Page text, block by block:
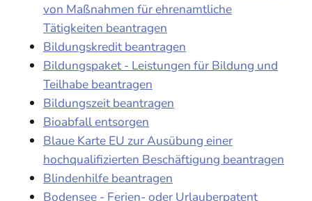
von Maßnahmen für ehrenamtliche
Tätigkeiten beantragen
Bildungskredit beantragen
Bildungspaket - Leistungen für Bildung und
Teilhabe beantragen
Bildungszeit beantragen
Bioabfall entsorgen
Blaue Karte EU zur Ausübung einer
hochqualifizierten Beschäftigung beantragen
Blindenhilfe beantragen
Bodensee - Ferien- oder Urlauberpatent